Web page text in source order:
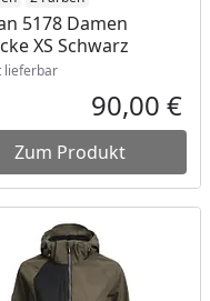
5178 Damen
XS Schwarz
lieferbar
90,00 €
Zum Produkt